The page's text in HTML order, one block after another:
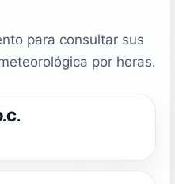
para consultar sus
por horas.